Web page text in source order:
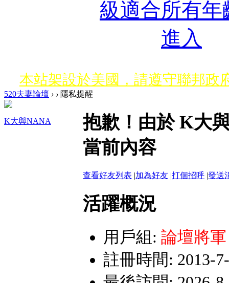
本站架設於美國，請遵守聯邦政
網路詐騙多﹗會員遇見詐騙行為
嚴禁假聯誼之名斂財詐騙或性交
520夫妻論壇 › › 隱私提醒
K大與NANA
抱歉！由於 K大
當前內容
查看好友列表 |加為好友 |打個招呼 |發送
活躍概況
用戶組: 論壇將軍
註冊時間: 2013-